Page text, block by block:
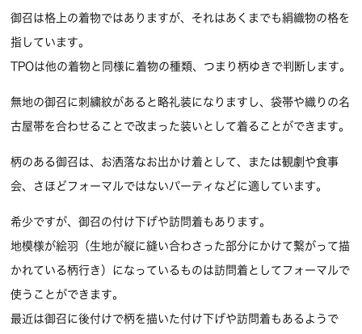
御召は格上の着物ではありますが、それはあくまでも絹織物の格を
指しています。
TPOは他の着物と同様に着物の種類、つまり柄ゆきで判断します。
無地の御召に刺繍紋があると略礼装になりますし、袋帯や織りの名
古屋帯を合わせることで改まった装いとして着ることができます。
柄のある御召は、お洒落なお出かけ着として、または観劇や食事
会、さほどフォーマルではないパーティなどに適しています。
希少ですが、御召の付け下げや訪問着もあります。
地模様が絵羽（生地が縦に縫い合わさった部分にかけて繋がって描
かれている柄行き）になっているものは訪問着としてフォーマルで
使うことができます。
最近は御召に後付けで柄を描いた付け下げや訪問着もあるようで